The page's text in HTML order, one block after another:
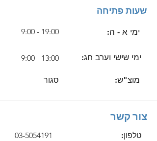
שעות פתיחה
9:00 - 19:00 ימי א - ה:
9:00 - 13:00
סגור
ימי שישי וערב חג:
מוצ"ש:
צור קשר
03-5054191 טלפון: